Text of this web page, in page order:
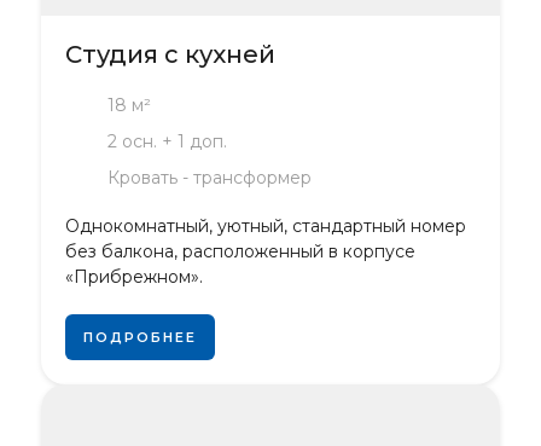
Студия с кухней
18 м²
2 осн. + 1 доп.
Кровать - трансформер
Однокомнатный, уютный, стандартный номер
без балкона, расположенный в корпусе
«Прибрежном».
ПОДРОБНЕЕ